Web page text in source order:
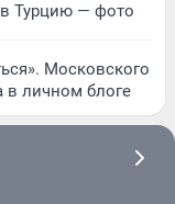
в Турцию — фото
Московского
в личном блоге